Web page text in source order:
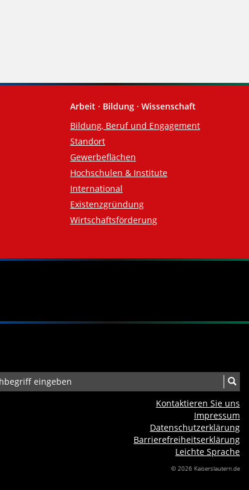
Arbeit · Bildung · Wissenschaft
Bildung, Beruf und Engagement
Standort
Gewerbeflächen
Hochschulen & Institute
International
Existenzgründung
Wirtschaftsförderung
Kontaktieren Sie uns
Impressum
Datenschutzerklärung
Barrierefreiheits­erklärung
Leichte Sprache
© 2026 Kaiserslautern.de